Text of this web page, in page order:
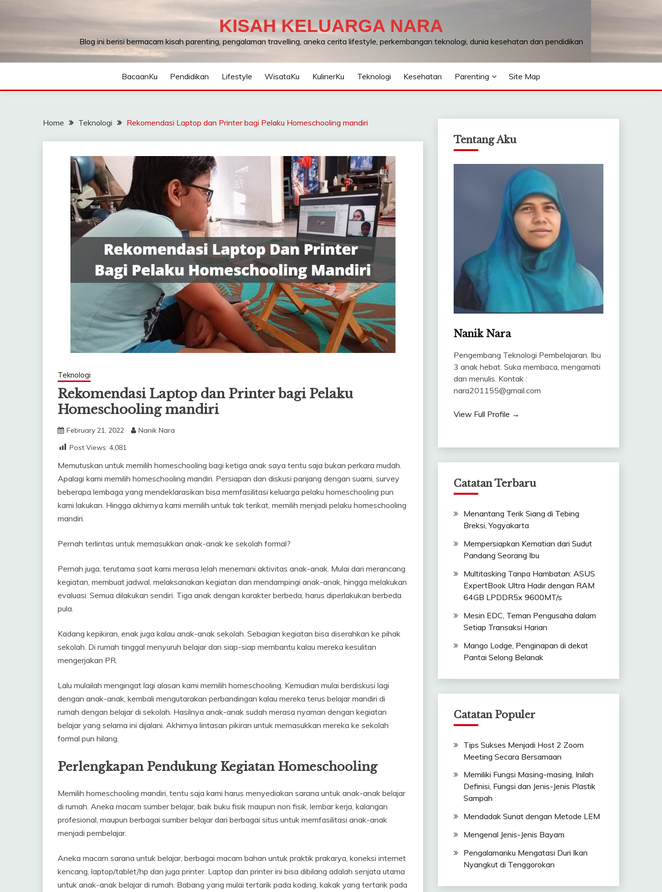
KISAH KELUARGA NARA
Blog ini berisi bermacam kisah parenting, pengalaman travelling, aneka cerita lifestyle, perkembangan teknologi, dunia kesehatan dan pendidikan
BacaanKu Pendidikan Lifestyle WisataKu KulinerKu Teknologi Kesehatan Parenting Site Map
Home Teknologi Rekomendasi Laptop dan Printer bagi Pelaku Homeschooling mandiri
Teknologi
Rekomendasi Laptop dan Printer bagi Pelaku
Homeschooling mandiri
February 21, 2022
Nanik Nara
Post Views: 4,081
Memutuskan untuk memilih homeschooling bagi ketiga anak saya tentu saja bukan perkara mudah.
Apalagi kami memilih homeschooling mandiri. Persiapan dan diskusi panjang dengan suami, survey
beberapa lembaga yang mendeklarasikan bisa memfasilitasi keluarga pelaku homeschooling pun
kami lakukan. Hingga akhirnya kami memilih untuk tak terikat, memilih menjadi pelaku homeschooling
mandiri.
Pernah terlintas untuk memasukkan anak-anak ke sekolah formal?
Pernah juga, terutama saat kami merasa lelah menemani aktivitas anak-anak. Mulai dari merancang
kegiatan, membuat jadwal, melaksanakan kegiatan dan mendampingi anak-anak, hingga melakukan
evaluasi. Semua dilakukan sendiri. Tiga anak dengan karakter berbeda, harus diperlakukan berbeda
pula.
Kadang kepikiran, enak juga kalau anak-anak sekolah. Sebagian kegiatan bisa diserahkan ke pihak
sekolah. Di rumah tinggal menyuruh belajar dan siap-siap membantu kalau mereka kesulitan
mengerjakan PR.
Lalu mulailah mengingat lagi alasan kami memilih homeschooling. Kemudian mulai berdiskusi lagi
dengan anak-anak, kembali mengutarakan perbandingan kalau mereka terus belajar mandiri di
rumah dengan belajar di sekolah. Hasilnya anak-anak sudah merasa nyaman dengan kegiatan
belajar yang selama ini dijalani. Akhirnya lintasan pikiran untuk memasukkan mereka ke sekolah
formal pun hilang.
Perlengkapan Pendukung Kegiatan Homeschooling
Memilih homeschooling mandiri, tentu saja kami harus menyediakan sarana untuk anak-anak belajar
di rumah. Aneka macam sumber belajar, baik buku fisik maupun non fisik, lembar kerja, kalangan
profesional, maupun berbagai sumber belajar dari berbagai situs untuk memfasilitasi anak-anak
menjadi pembelajar.
Aneka macam sarana untuk belajar, berbagai macam bahan untuk praktik prakarya, koneksi internet
kencang, laptop/tablet/hp dan juga printer. Laptop dan printer ini bisa dibilang adalah senjata utama
untuk anak-anak belajar di rumah. Babang yang mulai tertarik pada koding, kakak yang tertarik pada
Tentang Aku
Nanik Nara
Pengembang Teknologi Pembelajaran. Ibu
3 anak hebat. Suka membaca, mengamati
dan menulis. Kontak :
nara201155@gmail.com
View Full Profile →
Catatan Terbaru
Menantang Terik Siang di Tebing
Breksi, Yogyakarta
Mempersiapkan Kematian dari Sudut
Pandang Seorang Ibu
Multitasking Tanpa Hambatan: ASUS
ExpertBook Ultra Hadir dengan RAM
64GB LPDDR5x 9600MT/s
Mesin EDC, Teman Pengusaha dalam
Setiap Transaksi Harian
Mango Lodge, Penginapan di dekat
Pantai Selong Belanak
Catatan Populer
Tips Sukses Menjadi Host 2 Zoom
Meeting Secara Bersamaan
Memiliki Fungsi Masing-masing, Inilah
Definisi, Fungsi dan Jenis-Jenis Plastik
Sampah
Mendadak Sunat dengan Metode LEM
Mengenal Jenis-Jenis Bayam
Pengalamanku Mengatasi Duri Ikan
Nyangkut di Tenggorokan